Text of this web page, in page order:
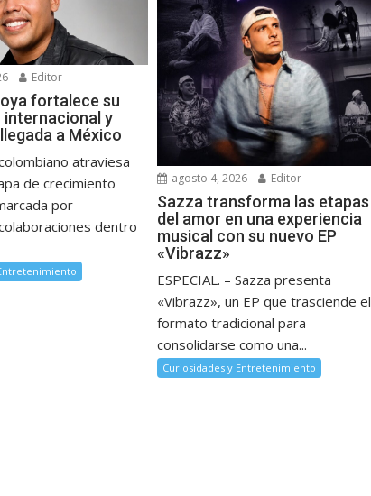
Editor
fortalece su
y
a México
atraviesa
de crecimiento
por
dentro
agosto 4, 2026 Editor
Sazza transforma las etapas
del amor en una experiencia
musical con su nuevo EP
«Vibrazz»
ESPECIAL. – Sazza presenta
«Vibrazz», un EP que trasciende el
formato tradicional para
consolidarse como una...
Curiosidades y Entretenimiento